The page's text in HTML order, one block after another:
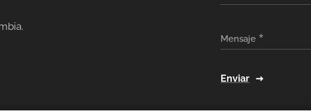
Mensaje
Enviar